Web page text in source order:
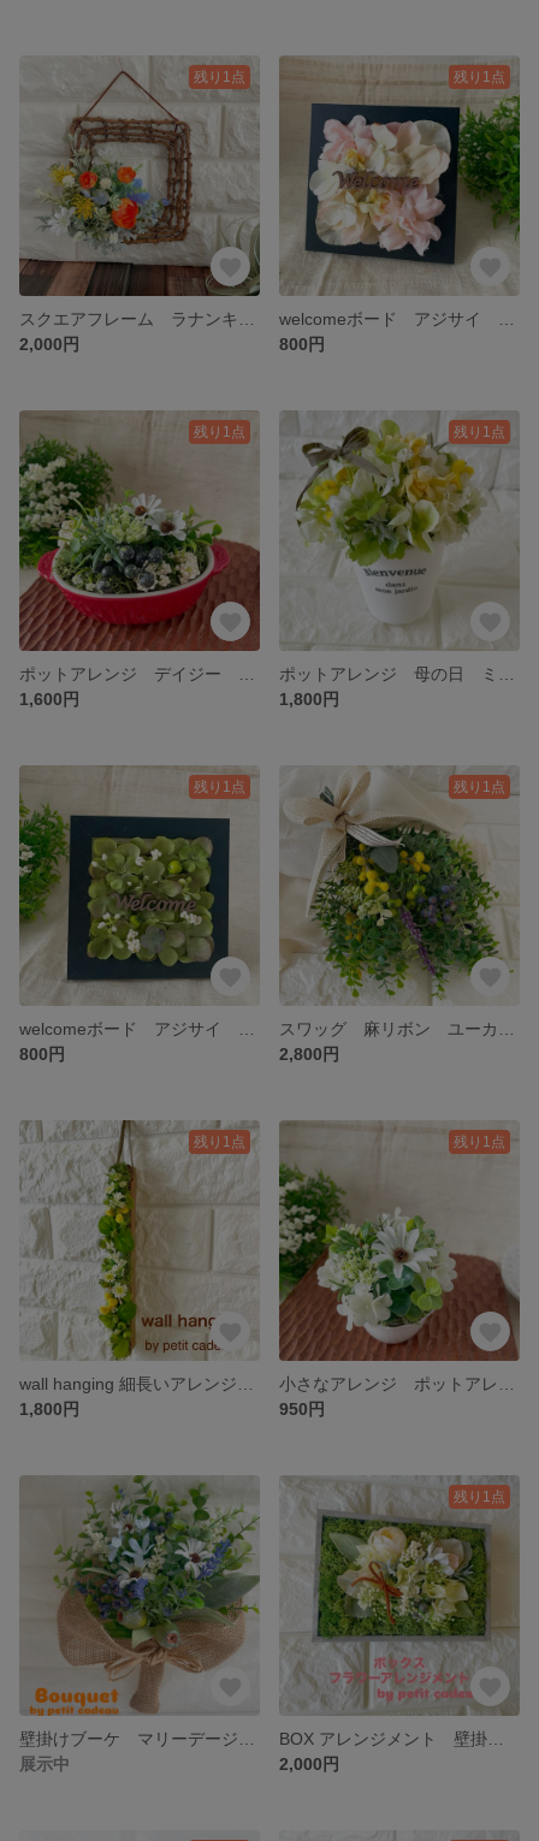
残り1点
2,000円
残り1点
800円
残り1点
1,600円
残り1点
1,800円
残り1点
800円
残り1点
2,800円
残り1点
1,800円
残り1点
950円
展示中
残り1点
2,000円